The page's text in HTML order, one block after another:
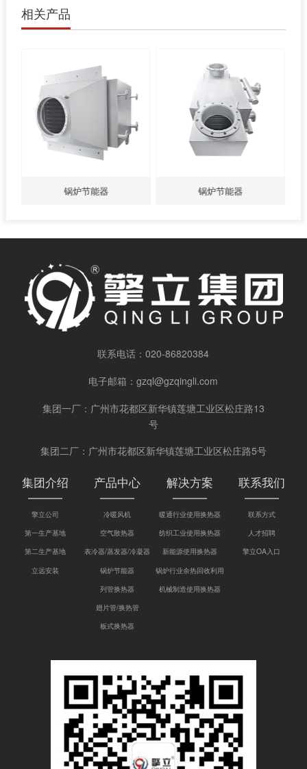
相关产品
锅炉节能器 锅炉节能器
联系电话：020-86820384
电子邮箱：gzql@gzqingli.com
集团一厂：广州市花都区新华镇莲塘工业区松庄路13
号
集团二厂：广州市花都区新华镇莲塘工业区松庄路5号
集团介绍
擎立公司
第一生产基地
第二生产基地
立远安装
产品中心
冷暖风机
空气散热器
表冷器/蒸发器/冷凝器
锅炉节能器
列管换热器
翅片管/换热管
板式换热器
解决方案
暖通行业使用换热器
纺织工业使用换热器
新能源使用换热器
锅炉行业余热回收利用
机械制造使用换热器
联系我们
联系方式
人才招聘
擎立OA入口